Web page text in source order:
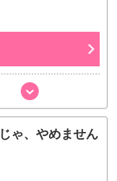
ゃ、やめません